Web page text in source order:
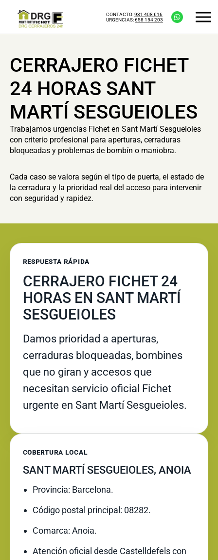
CONTACTO:931 408 616
URGENCIAS:658 154 203
CERRAJERO FICHET
24 HORAS SANT
MARTÍ SESGUEIOLES
Trabajamos urgencias Fichet en Sant Martí Sesgueioles
con criterio profesional para aperturas, cerraduras
bloqueadas y problemas de bombín o maniobra.
Cada caso se valora según el tipo de puerta, el estado de
la cerradura y la prioridad real del acceso para intervenir
con seguridad y rapidez.
RESPUESTA RÁPIDA
CERRAJERO FICHET 24
HORAS EN SANT MARTÍ
SESGUEIOLES
Damos prioridad a aperturas,
cerraduras bloqueadas, bombines
que no giran y accesos que
necesitan servicio oficial Fichet
urgente en Sant Martí Sesgueioles.
COBERTURA LOCAL
SANT MARTÍ SESGUEIOLES, ANOIA
Provincia: Barcelona.
Código postal principal: 08282.
Comarca: Anoia.
Atención oficial desde Castelldefels con